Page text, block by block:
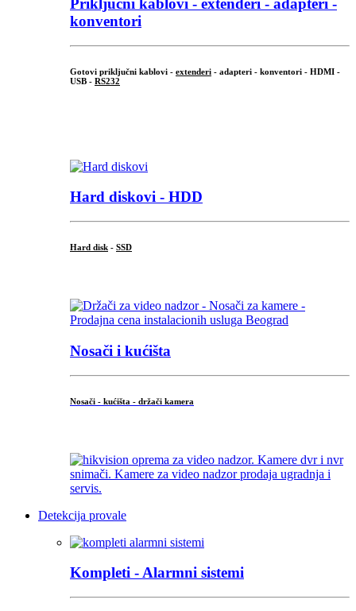
Priključni kablovi - extenderi - adapteri -
konventori
Gotovi priključni kablovi - extenderi - adapteri - konventori - HDMI -
USB - RS232
Hard diskovi - HDD
Hard disk - SSD
Nosači i kućišta
Nosači - kućišta - držači kamera
Detekcija provale
Kompleti - Alarmni sistemi